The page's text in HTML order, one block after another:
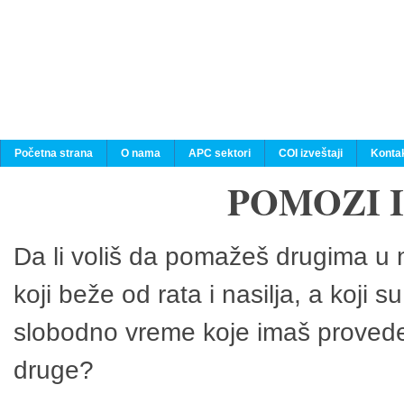
Početna strana O nama APC sektori COI izveštaji
POMOZI
Da li voliš da pomažeš drugima
koji beže od rata i nasilja, a koji
slobodno vreme koje imaš
druge?